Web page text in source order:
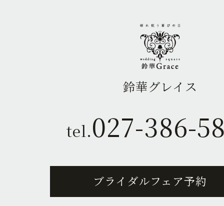
鈴華グレイス
tel.027-386-
ブライダルフェア予約